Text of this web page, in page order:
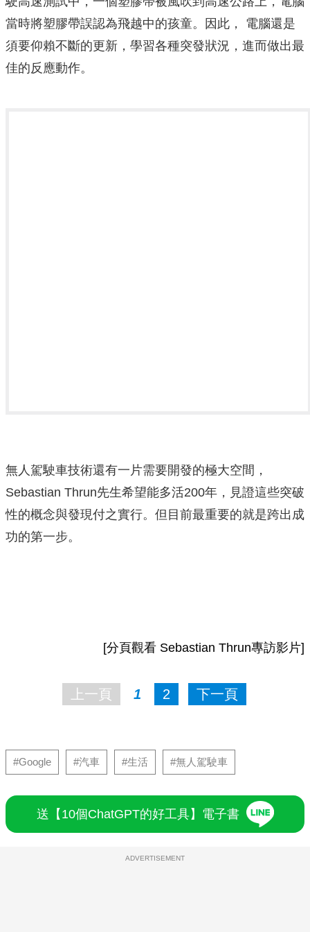
當時將塑膠帶誤認為飛越中的孩童。因此， 電腦還是
須要仰賴不斷的更新，學習各種突發狀況，進而做出最
佳的反應動作。
無人駕駛車技術還有一片需要開發的極大空間，
Sebastian Thrun先生希望能多活200年，見證這些突破
性的概念與發現付之實行。但目前最重要的就是跨出成
功的第一步。
[分頁觀看 Sebastian Thrun專訪影片]
上一頁 1 2 下一頁
#Google #汽車 #生活 #無人駕駛車
送【10個ChatGPT的好工具】電子書
ADVERTISEMENT